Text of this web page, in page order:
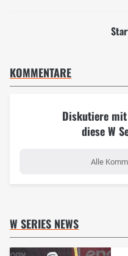
KOMMENTARE
Diskutiere mit
diese W
Alle
W SERIES NEWS